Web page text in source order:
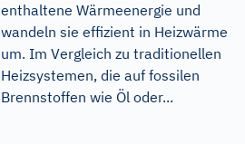
enthaltene Wärmeenergie und
wandeln sie effizient in Heizwärme
um. Im Vergleich zu traditionellen
Heizsystemen, die auf fossilen
Brennstoffen wie Öl oder...